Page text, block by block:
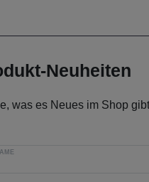
Neuheiten
was es Neues im Shop